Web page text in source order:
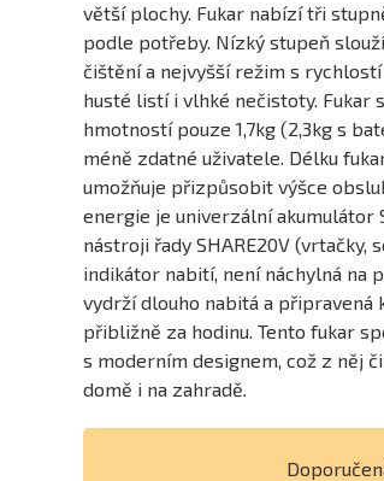
větší plochy. Fukar nabízí tři
podle potřeby. Nízký stupeň
čištění a nejvyšší režim s
husté listí i vlhké nečistoty. Fukar
hmotností pouze 1,7kg (2,3kg s
méně zdatné uživatele. Délku
umožňuje přizpůsobit výšce
energie je univerzální akumulátor
nástroji řady SHARE20V (vrtačky,
indikátor nabití, není náchylná na
vydrží dlouho nabitá a připravená
přibližně za hodinu. Tento fukar
s moderním designem, což z něj
domě i na zahradě.